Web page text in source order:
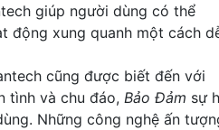
giúp người dùng có thể
động xung quanh một cách
cũng được biết đến với
tình và chu đáo, Bảo Đảm sự
Những công nghệ ấn